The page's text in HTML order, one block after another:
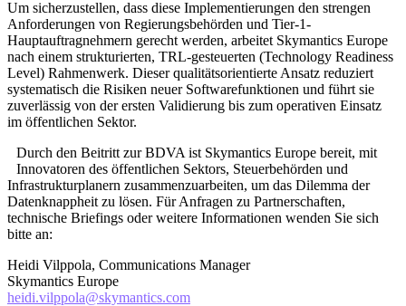
Um sicherzustellen, dass diese Implementierungen den strengen
Anforderungen von Regierungsbehörden und Tier-1-
Hauptauftragnehmern gerecht werden, arbeitet Skymantics Europe
nach einem strukturierten, TRL-gesteuerten (Technology Readiness
Level) Rahmenwerk. Dieser qualitätsorientierte Ansatz reduziert
systematisch die Risiken neuer Softwarefunktionen und führt sie
zuverlässig von der ersten Validierung bis zum operativen Einsatz
im öffentlichen Sektor.
Durch den Beitritt zur BDVA ist Skymantics Europe bereit, mit
Innovatoren des öffentlichen Sektors, Steuerbehörden und
Infrastrukturplanern zusammenzuarbeiten, um das Dilemma der
Datenknappheit zu lösen. Für Anfragen zu Partnerschaften,
technische Briefings oder weitere Informationen wenden Sie sich
bitte an:
Heidi Vilppola, Communications Manager
Skymantics Europe
heidi.vilppola@skymantics.com